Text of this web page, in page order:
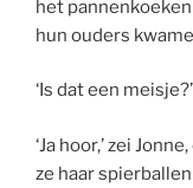
het
hun ouders
‘Is dat een
‘Ja hoor,’ zei
ze haar